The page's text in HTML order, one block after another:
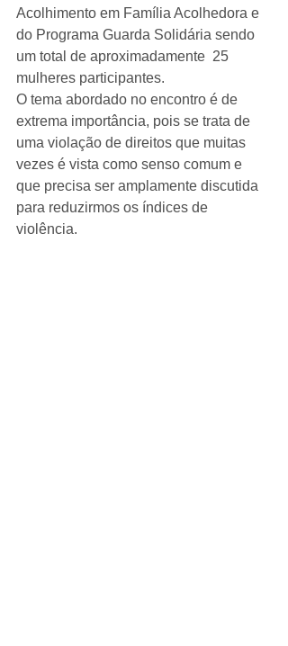
Acolhimento em Família Acolhedora e
do Programa Guarda Solidária sendo
um total de aproximadamente  25
mulheres participantes.
O tema abordado no encontro é de
extrema importância, pois se trata de
uma violação de direitos que muitas
vezes é vista como senso comum e
que precisa ser amplamente discutida
para reduzirmos os índices de
violência.